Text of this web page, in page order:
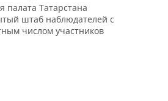
палата Татарстана
штаб наблюдателей с
числом участников